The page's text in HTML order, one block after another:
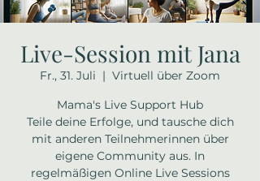
Live-Session mit Jana
Fr., 31. Juli
  |
Virtuell über Zoom
Mama's Live Support Hub
Teile deine Erfolge, und tausche dich
mit anderen Teilnehmerinnen über
eigene Community aus. In
regelmäßigen Online Live Sessions